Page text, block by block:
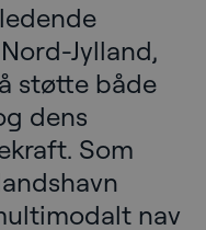
Jylland,
støtte både
dens
Som
nav